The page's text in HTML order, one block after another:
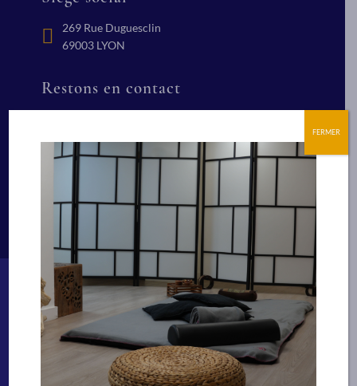
269 Rue Duguesclin
69003 LYON
Restons en contact
Suivez nous
Bien-être
Technicien Spa et bien-être
FERMER